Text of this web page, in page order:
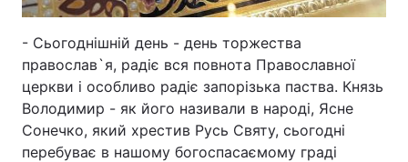
- Сьогоднішній день - день торжества
православ`я, радіє вся повнота Православної
церкви і особливо радіє запорізька паства. Князь
Володимир - як його називали в народі, Ясне
Сонечко, який хрестив Русь Святу, сьогодні
перебуває в нашому богоспасаємому граді